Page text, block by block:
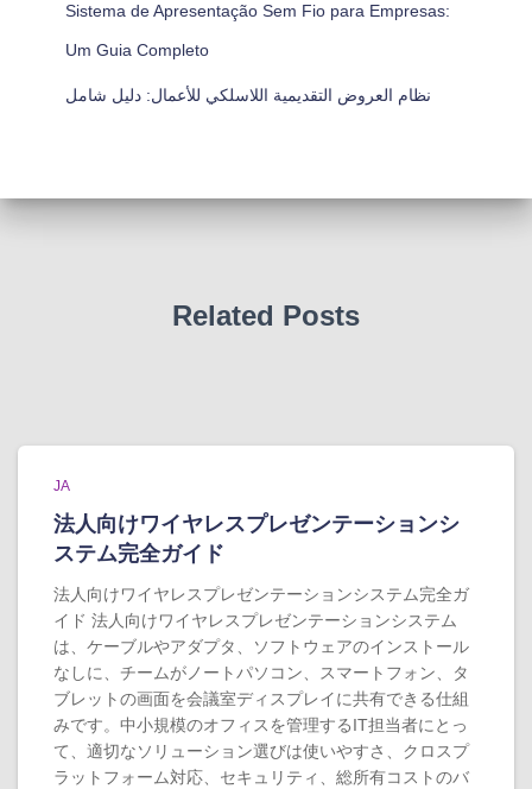
Sistema de Apresentação Sem Fio para Empresas:
Um Guia Completo
نظام العروض التقديمية اللاسلكي للأعمال: دليل شامل
Related Posts
JA
法人向けワイヤレスプレゼンテーションシ
ステム完全ガイド
法人向けワイヤレスプレゼンテーションシステム完全ガ
イド 法人向けワイヤレスプレゼンテーションシステム
は、ケーブルやアダプタ、ソフトウェアのインストール
なしに、チームがノートパソコン、スマートフォン、タ
ブレットの画面を会議室ディスプレイに共有できる仕組
みです。中小規模のオフィスを管理するIT担当者にとっ
て、適切なソリューション選びは使いやすさ、クロスプ
ラットフォーム対応、セキュリティ、総所有コストのバ